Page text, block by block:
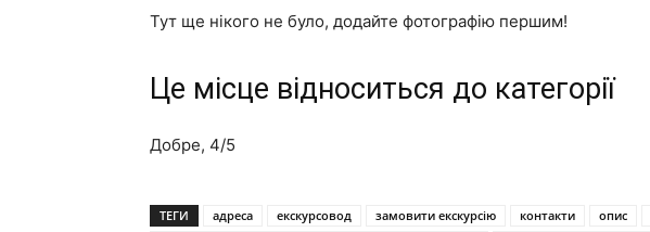
Тут ще нікого не було, додайте фотографію першим!
Це місце відноситься до категорії
Добре, 4/5
ТЕГИ адреса екскурсовод замовити екскурсію контакти опис